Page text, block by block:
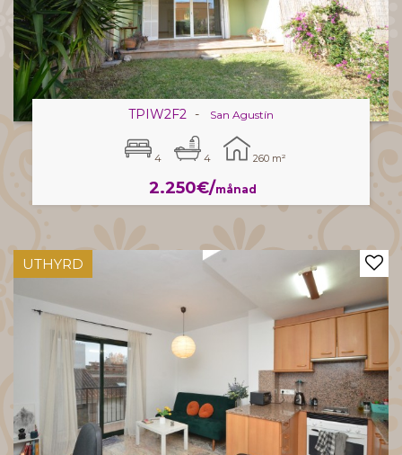
TPIW2F2 - San Agustín
4 4 260 m²
2.250€/månad
UTHYRD